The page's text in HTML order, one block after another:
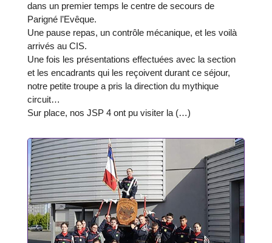
dans un premier temps le centre de secours de
Parigné l’Evêque.
Une pause repas, un contrôle mécanique, et les voilà
arrivés au CIS.
Une fois les présentations effectuées avec la section
et les encadrants qui les reçoivent durant ce séjour,
notre petite troupe a pris la direction du mythique
circuit…
Sur place, nos JSP 4 ont pu visiter la (…)